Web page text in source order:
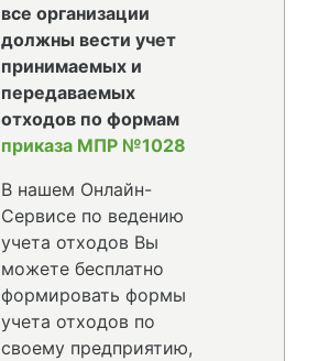
все организации
должны вести учет
принимаемых и
передаваемых
отходов по формам
приказа МПР №1028
В нашем Онлайн-
Сервисе по ведению
учета отходов Вы
можете бесплатно
формировать формы
учета отходов по
своему предприятию,